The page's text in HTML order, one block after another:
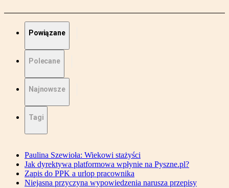
Powiązane
Polecane
Najnowsze
Tagi
Paulina Szewioła: Wiekowi stażyści
Jak dyrektywa platformowa wpłynie na Pyszne.pl?
Zapis do PPK a urlop pracownika
Niejasna przyczyna wypowiedzenia narusza przepisy